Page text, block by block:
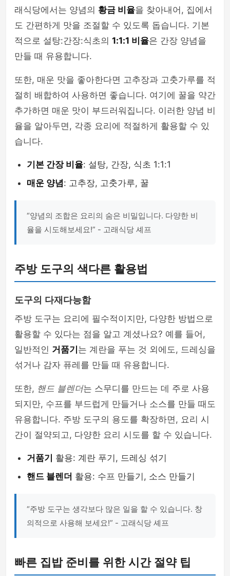
래식당에서는 양념의 황금 비율을 찾아내어, 집에서
도 간편하게 맛을 조절할 수 있도록 돕습니다. 기본
적으로 설탕:간장:식초의 1:1:1 비율은 간장 양념을
만들 때 유용합니다.
또한, 매운 맛을 좋아한다면 고추장과 고춧가루를 적
절히 배합하여 사용하면 좋습니다. 여기에 꿀을 약간
추가하면 매운 맛이 부드러워집니다. 이러한 양념 비
율을 알아두면, 각종 요리에 적절하게 활용할 수 있
습니다.
기본 간장 비율: 설탕, 간장, 식초 1:1:1
매운 양념: 고추장, 고춧가루, 꿀
“양념의 조합은 요리의 숨은 비밀입니다. 다양한 비
율을 시도해보세요!” - 고래식당 셰프
주방 도구의 색다른 활용법
도구의 다재다능함
주방 도구는 요리에 필수적이지만, 다양한 방법으로
활용할 수 있다는 점을 알고 계셨나요? 예를 들어,
일반적인 거품기 는 계란을 푸는 것 외에도, 드레싱을
섞거나 감자 퓨레를 만들 때 유용합니다.
또한, 핸드 블렌더는 스무디를 만드는 데 주로 사용
되지만, 수프를 부드럽게 만들거나 소스를 만들 때도
유용합니다. 주방 도구의 용도를 확장하면, 요리 시
간이 절약되고, 다양한 요리 시도를 할 수 있습니다.
거품기
활용: 계란 푸기, 드레싱 섞기
핸드 블렌더 활용: 수프 만들기, 소스 만들기
“주방 도구는 생각보다 많은 일을 할 수 있습니다. 창
의적으로 사용해 보세요!” - 고래식당 셰프
빠른 집밥 준비를 위한 시간 절약 팁